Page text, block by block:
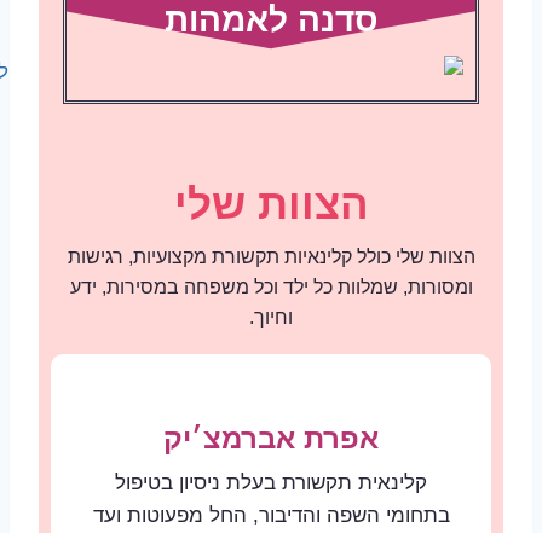
סדנה לאמהות
הצוות שלי
הצוות שלי כולל קלינאיות תקשורת מקצועיות, רגישות
ומסורות, שמלוות כל ילד וכל משפחה במסירות, ידע
וחיוך.
אפרת אברמצ׳יק
קלינאית תקשורת בעלת ניסיון בטיפול
בתחומי השפה והדיבור, החל מפעוטות ועד